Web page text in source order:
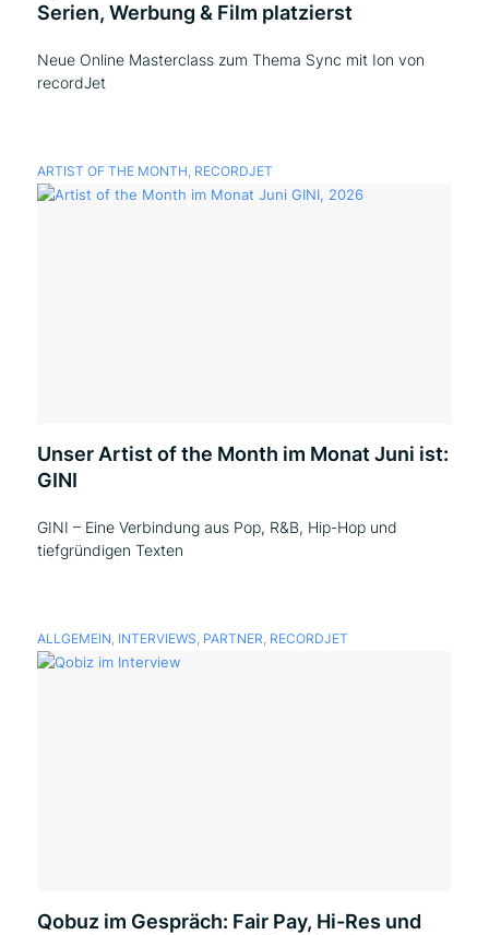
Serien, Werbung & Film platzierst
Neue Online Masterclass zum Thema Sync mit Ion von
recordJet
ARTIST OF THE MONTH, RECORDJET
Unser Artist of the Month im Monat Juni ist:
GINI
GINI – Eine Verbindung aus Pop, R&B, Hip-Hop und
tiefgründigen Texten
ALLGEMEIN, INTERVIEWS, PARTNER, RECORDJET
Qobuz im Gespräch: Fair Pay, Hi-Res und